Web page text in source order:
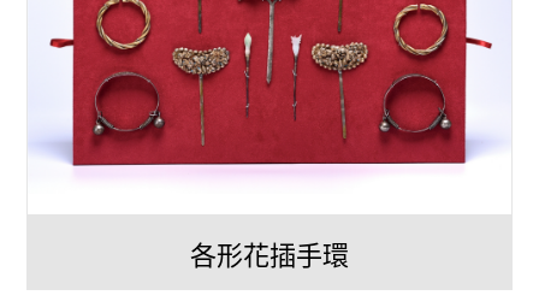
各形花插手環